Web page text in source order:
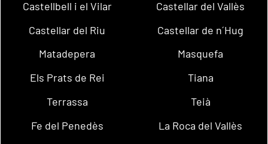
Castellbell i el Vilar
Castellar del Vallès
Castellar del Riu
Castellar de n´Hug
Matadepera
Masquefa
Els Prats de Rei
Tiana
Terrassa
Teià
Fe del Penedès
La Roca del Vallès